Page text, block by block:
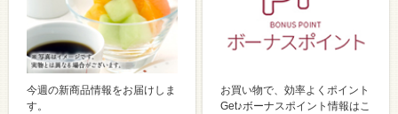
今週の新商品情報をお届けしま
す。
お買い物で、効率よくポイント
Get♪ボーナスポイント情報はこ